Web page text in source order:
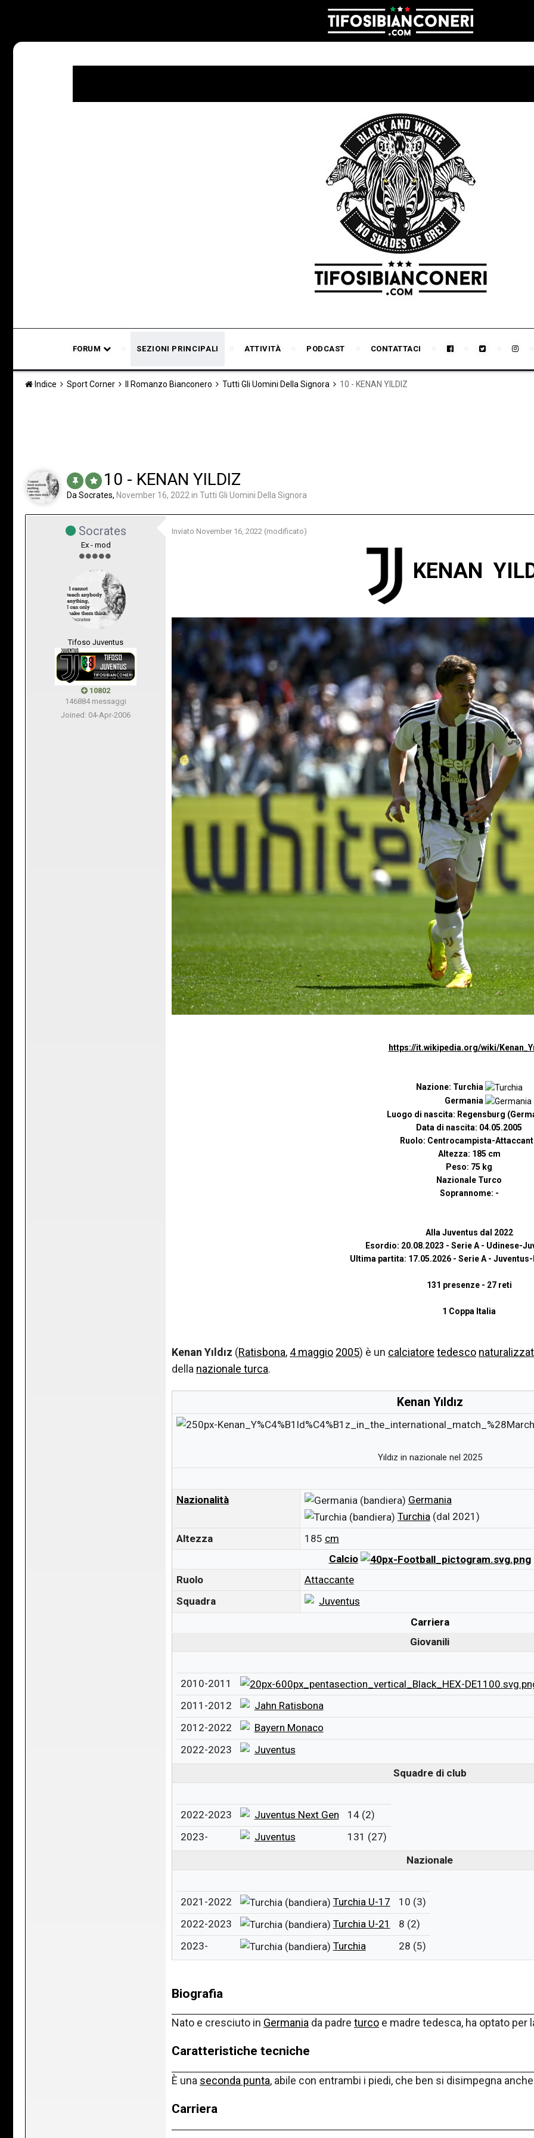
FORUM SEZIONI PRINCIPALI ATTIVITÀ PODCAST CONTATTACI
Indice Sport Corner Il Romanzo Bianconero Tutti Gli Uomini Della Signora 10 - KENAN YILDIZ
10 - KENAN YILDIZ
Da Socrates, November 16, 2022 in Tutti Gli Uomini Della Signora
Socrates
Ex - mod
Tifoso Juventus
10802
146884 messaggi
Joined: 04-Apr-2006
Inviato November 16, 2022 (modificato)
KENAN
https://it.wikipedia.org/wiki/
Nazione: Turchia
Germania
Luogo di nascita: Regensburg
Data di nascita: 04.05.2005
Ruolo: Centrocampista-
Altezza: 185 cm
Peso: 75 kg
Nazionale Turco
Soprannome: -
Alla Juventus dal 2022
Esordio: 20.08.2023 - Serie A - Udinese-
Ultima partita: 17.05.2026 - Serie A -
131 presenze - 27 reti
1 Coppa Italia
Kenan Yıldız (Ratisbona, 4 maggio 2005) è un calciatore tedesco
della nazionale turca.
Kenan Yıldız
Yıldız in nazionale nel 2025
Nazionalità
Germania
Turchia (dal 2021)
Altezza
185 cm
Calcio
Ruolo
Attaccante
Squadra
Juventus
Carriera
Giovanili
2010-2011
2011-2012
Jahn Ratisbona
2012-2022
Bayern Monaco
2022-2023
Juventus
Squadre di club
2022-2023 Juventus Next Gen
14 (2)
2023-
Juventus
131 (27)
Nazionale
2021-2022 Turchia U-17
10 (3)
2022-2023
Turchia U-21
8 (2)
2023-
Turchia 28 (5)
Biografia
Nato e cresciuto in Germania da padre turco e madre tedesca, ha optato per
Caratteristiche tecniche
È una seconda punta, abile con entrambi i piedi, che ben si disimpegna
Carriera